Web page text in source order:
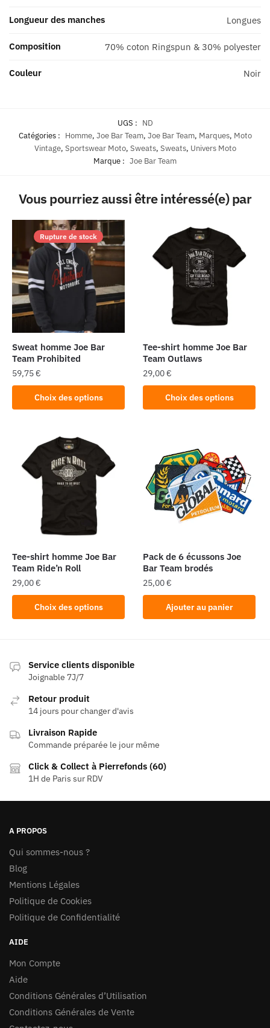
Longueur des manches Longues
Composition 70% coton Ringspun & 30% polyester
Couleur Noir
UGS : ND
Catégories : Homme, Joe Bar Team, Joe Bar Team, Marques, Moto
Vintage, Sportswear Moto, Sweats, Sweats, Univers Moto
Marque : Joe Bar Team
Vous pourriez aussi être intéressé(e) par
Rupture de stock
Sweat homme Joe Bar
Team Prohibited
59,75€
Choix des options
produit
variations.
Les
options
peuvent
choisies
la
page
du
produit
Tee-shirt homme Joe Bar
Team Outlaws
29,00€
Choix des options
produit
variations.
Les
options
peuvent
être
la
page
du
produit
Tee-shirt homme Joe Bar
Team Ride’n Roll
29,00€
Choix des options
produit
variations.
peuvent
choisies
la
page
Pack de 6 écussons Joe
Bar Team brodés
25,00€
Ajouter au panier
Service clients disponible
Joignable 7J/7
Retour produit
14 jours pour changer d'avis
Livraison Rapide
Commande préparée le jour même
Click & Collect à Pierrefonds (60)
1H de Paris sur RDV
A PROPOS
Qui sommes-nous ?
Blog
Mentions Légales
Politique de Cookies
Politique de Confidentialité
AIDE
Mon Compte
Aide
Conditions Générales d’Utilisation
Conditions Générales de Vente